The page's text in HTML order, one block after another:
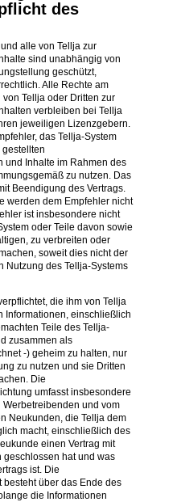
des
alle von Tellja zur
sind unabhängig von
geschützt,
Alle Rechte am
Tellja oder Dritten zur
verbleiben bei Tellja
jeweiligen Lizenzgebern.
das Tellja-System
und Inhalte im Rahmen des
zu nutzen. Das
Beendigung des Vertrags.
werden dem Empfehler nicht
ist insbesondere nicht
oder Teile davon sowie
zu verbreiten oder
soweit dies nicht der
Nutzung des Tellja-Systems
die ihm von Tellja
Informationen, einschließlich
Teile des Tellja-
zusammen als
-) geheim zu halten, nur
zu nutzen und sie Dritten
Die
umfasst insbesondere
und vom
Neukunden, die Tellja dem
macht, einschließlich des
einen Vertrag mit
geschlossen hat und was
ist. Die
über das Ende des
die Informationen